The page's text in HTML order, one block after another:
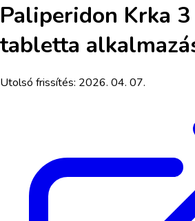
Paliperidon Krka
tabletta
Utolsó frissítés: 2026. 04. 07.